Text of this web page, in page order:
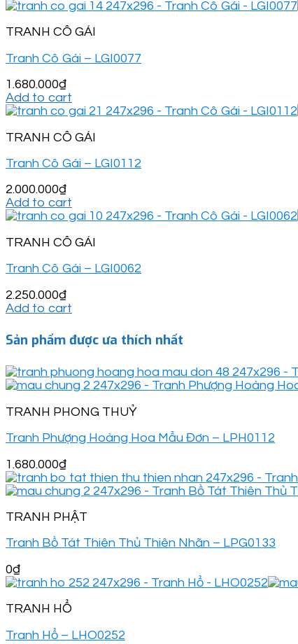
TRANH CÔ GÁI
Tranh Cô Gái – LGI0077
1.680.000₫
Add to cart
TRANH CÔ GÁI
Tranh Cô Gái – LGI0112
2.000.000₫
Add to cart
TRANH CÔ GÁI
Tranh Cô Gái – LGI0062
2.250.000₫
Add to cart
Sản phẩm được ưa thích nhất
TRANH PHONG THUỶ
Tranh Phượng Hoàng Hoa Mẫu Đơn – LPH0112
1.680.000₫
TRANH PHẬT
Tranh Bồ Tát Thiên Thủ Thiên Nhãn – LPG0133
0₫
TRANH HỔ
Tranh Hổ – LHO0252